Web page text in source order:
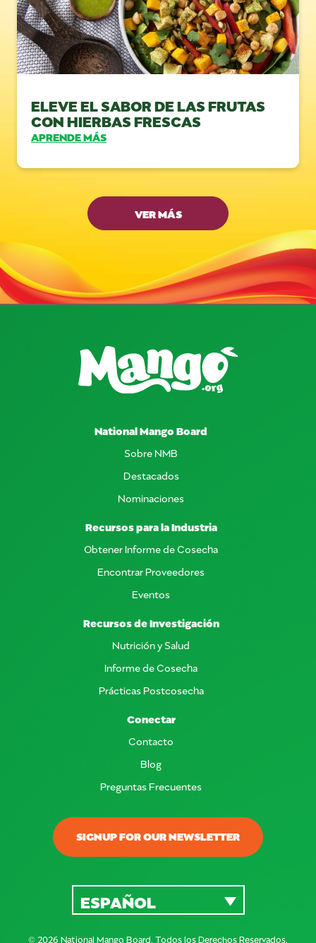
ELEVE EL SABOR DE LAS FRUTAS
CON HIERBAS FRESCAS
APRENDE MÁS
VER MÁS
SIGNUP FOR OUR NEWSLETTER
National Mango Board
Sobre NMB
Destacados
Nominaciones
Recursos para la Industria
Obtener Informe de Cosecha
Encontrar Proveedores
Eventos
Recursos de Investigación
Nutrición y Salud
Informe de Cosecha
Prácticas Postcosecha
Conectar
Contacto
Blog
Preguntas Frecuentes
© 2026 National Mango Board. Todos los Derechos Reservados.
ESPAÑOL